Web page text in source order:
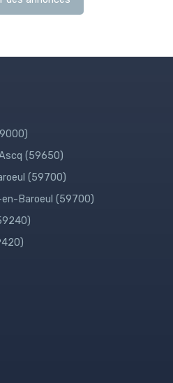
(59650)
(59700)
Baroeul (59700)